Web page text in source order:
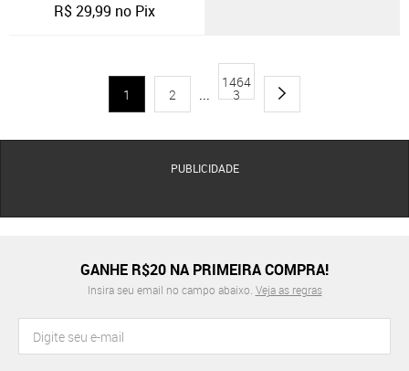
R$29,99 no Pix
1 2 ...
1464
3
PUBLICIDADE
GANHE R$20 NA PRIMEIRA COMPRA!
Insira seu email no campo abaixo. Veja as regras